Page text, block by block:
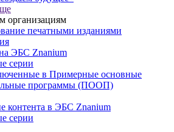
организациям
печатными изданиями
ЭБС Znanium
серии
в Примерные основные
программы (ПООП)
контента в ЭБС Znanium
серии